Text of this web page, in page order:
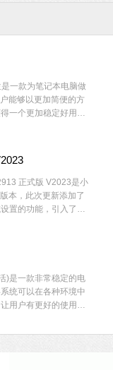
一款为笔记本电脑做
能够以更加简便的方
一个更加稳定好用的
正式版 V2023是小
本，此次更新添加了
置的功能，引入了防
是一款非常稳定的电
统可以在各种环境中
用户有更好的使用体